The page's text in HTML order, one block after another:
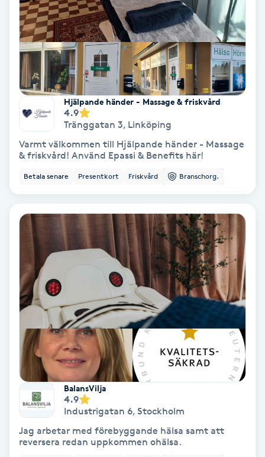
Ombre naglar
Optiker
Ortobionomi
Ortopedi
Osteopati
Pedikyr
Pensionärklippning
Permanent
Permanent hårborttagning
Permanent ögonbrynsmakeup
Personal shopper
Personlig tränare
Hjälpande händer - Massage & friskvård
4.9
Tränggatan 3, Linköping
Varmt välkommen till Hjälpande händer - Massage
& friskvård! Använd Epassi & Benefits här!
Betala senare Presentkort Friskvård Branschorg.
BalansVilja
4.9
Industrigatan 6, Stockholm
Jag arbetar med förebyggande hälsa samt att
reversera redan uppkommen ohälsa.